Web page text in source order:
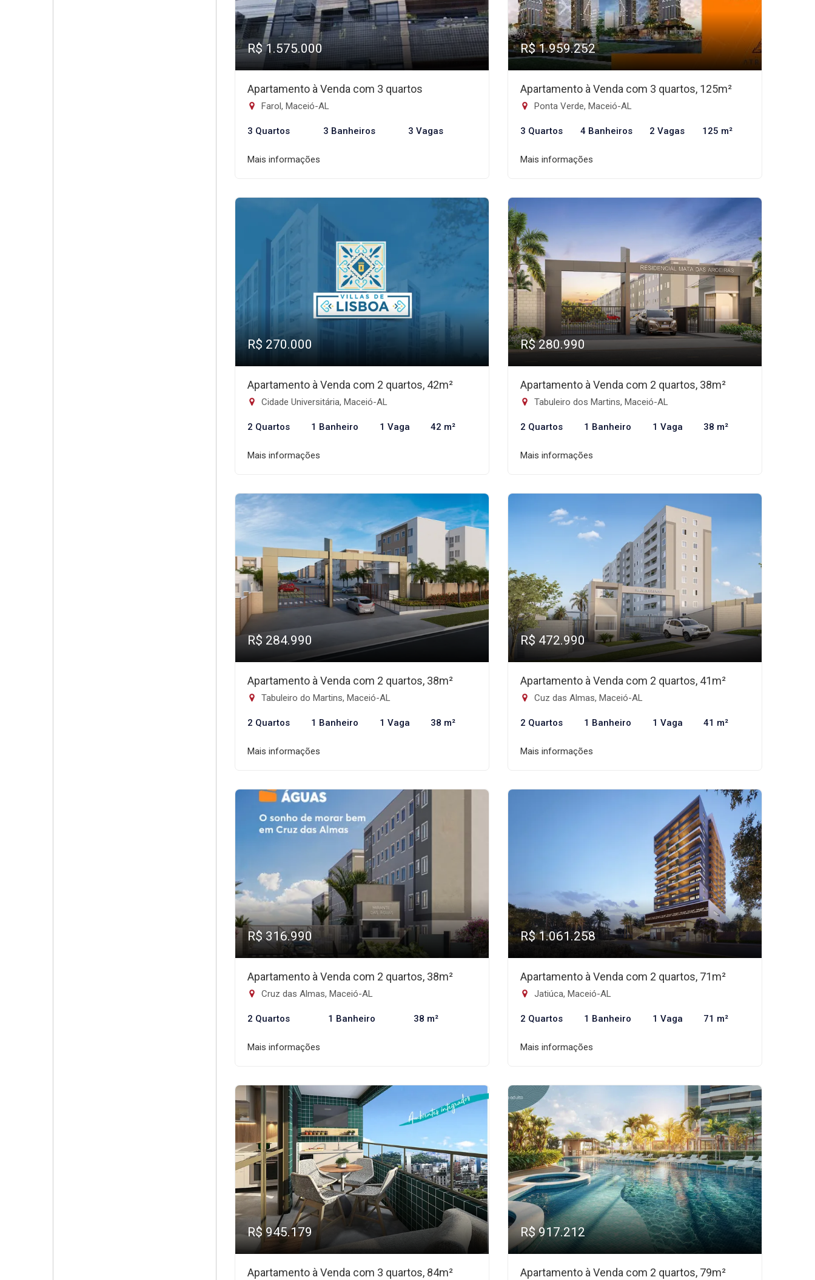
R$ 1.575.000
Apartamento à Venda com 3 quartos
Farol, Maceió-AL
3 Quartos 3 Banheiros 3 Vagas
Mais informações
R$ 1.959.252
Apartamento à Venda com 3 quartos, 125m²
Ponta Verde, Maceió-AL
3 Quartos 4 Banheiros 2 Vagas 125 m²
Mais informações
R$ 270.000
Apartamento à Venda com 2 quartos, 42m²
Cidade Universitária, Maceió-AL
2 Quartos 1 Banheiro 1 Vaga 42 m²
Mais informações
R$ 280.990
Apartamento à Venda com 2 quartos, 38m²
Tabuleiro dos Martins, Maceió-AL
2 Quartos 1 Banheiro 1 Vaga 38 m²
Mais informações
R$ 284.990
Apartamento à Venda com 2 quartos, 38m²
Tabuleiro do Martins, Maceió-AL
2 Quartos 1 Banheiro 1 Vaga 38 m²
Mais informações
R$ 472.990
Apartamento à Venda com 2 quartos, 41m²
Cuz das Almas, Maceió-AL
2 Quartos 1 Banheiro 1 Vaga 41 m²
Mais informações
R$ 316.990
Apartamento à Venda com 2 quartos, 38m²
Cruz das Almas, Maceió-AL
2 Quartos 1 Banheiro 38 m²
Mais informações
R$ 1.061.258
Apartamento à Venda com 2 quartos, 71m²
Jatiúca, Maceió-AL
2 Quartos 1 Banheiro 1 Vaga 71 m²
Mais informações
R$ 945.179
Apartamento à Venda com 3 quartos, 84m²
R$ 917.212
Apartamento à Venda com 2 quartos, 79m²